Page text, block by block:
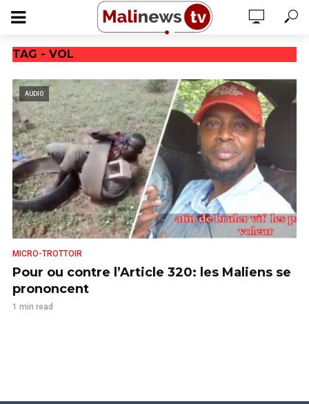
TAG - VOL
AUDIO
MICRO-TROTTOIR
Pour ou contre l’Article 320: les Maliens se
prononcent
1 min read